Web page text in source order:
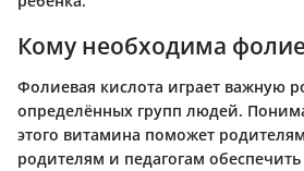
Кому необходима
Фолиевая кислота играет важную
определённых групп людей.
этого витамина поможет
родителям и педагогам